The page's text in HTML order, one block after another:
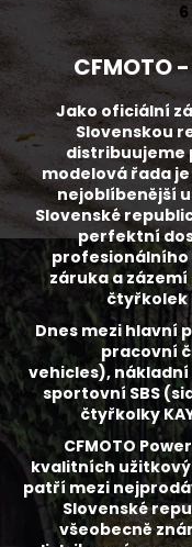
6
Jako oficiální
Slovenskou
distribuujeme
modelová řada
nejoblíbenější
Slovenské
perfektní
profesionálního
záruka a
čtyřkolek
Dnes mezi hlavní
pracovní
vehicles), nákladní
sportovní SBS
čtyřkolky
CFMOTO
kvalitních
patří mezi
Slovenské
všeobecně